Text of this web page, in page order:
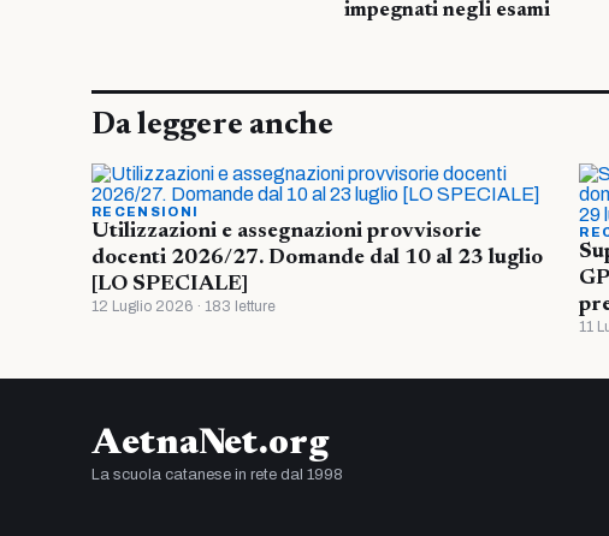
impegnati negli esami
Da leggere anche
RECENSIONI
Utilizzazioni e assegnazioni provvisorie
docenti 2026/27. Domande dal 10 al 23 luglio
[LO SPECIALE]
12 Luglio 2026 · 183 letture
11
AetnaNet.org
La scuola catanese in rete dal 1998